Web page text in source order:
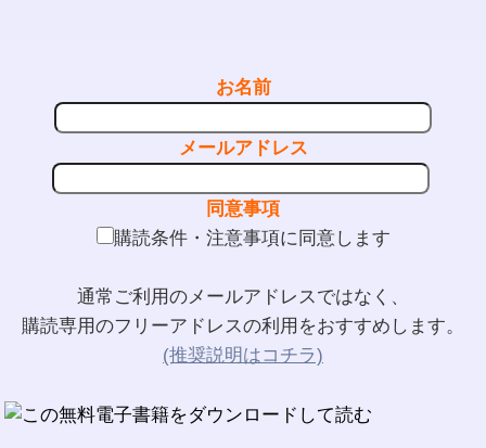
お名前
メールアドレス
同意事項
購読条件・注意事項に同意します
通常ご利用のメールアドレスではなく、
購読専用のフリーアドレスの利用をおすすめします。
(推奨説明はコチラ)